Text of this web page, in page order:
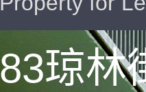
83琼林